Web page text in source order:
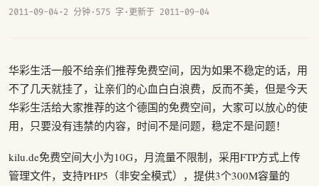
2011-09-04· 2 分钟· 575 字 · 更新于 2011-09-04
华彩生活一般不给亲们推荐免费空间，因为如果不稳定的话，用
不了几天就挂了，让亲们的心血白白浪费，反而不美，但是今天
华彩生活给大家推荐的这个德国的免费空间，大家可以放心的使
用，只要没有违禁的内容，时间不是问题，稳定不是问题！
kilu.de免费空间大小为10G，月流量不限制，采用FTP方式上传
管理文件，支持PHP5（非安全模式），提供3个300M容量的